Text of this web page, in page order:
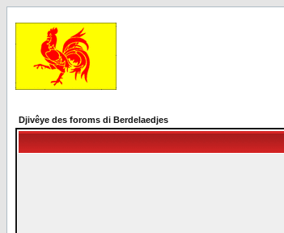
Djivêye des foroms di Berdelaedjes